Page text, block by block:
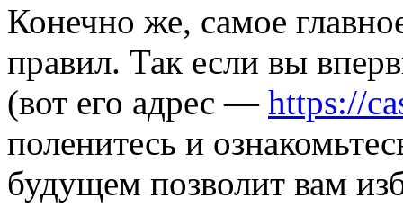
Конечно же, самое
правил. Так если вы
(вот его адрес — https://
поленитесь и
будущем позволит вам